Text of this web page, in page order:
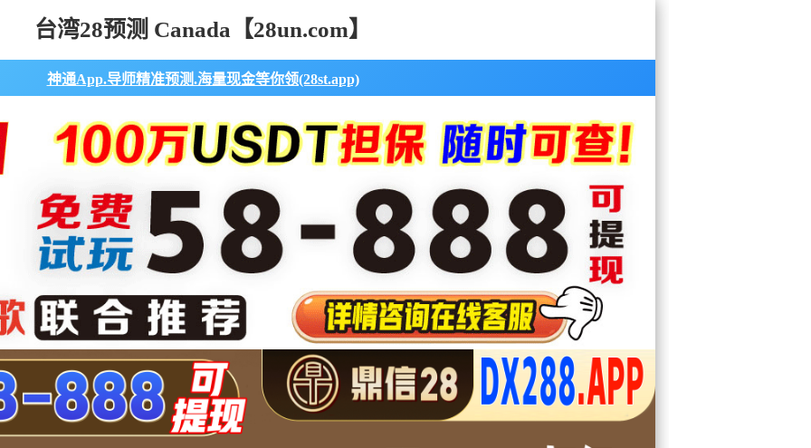
台湾28预测 Canada【28un.com】